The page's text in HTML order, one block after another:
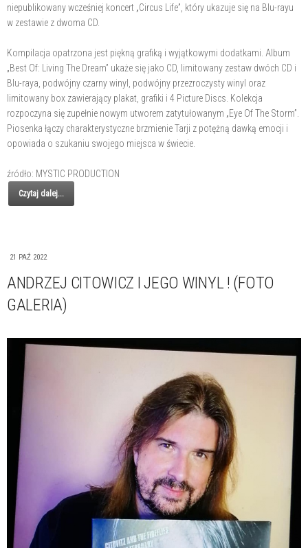
niepublikowany wcześniej koncert „Circus Life”, który ukazuje się na Blu-rayu
w zestawie z dwoma CD.
Kompilacja opatrzona jest piękną grafiką i wyjątkowymi dodatkami. Album
„Best Of: Living The Dream” ukaże się jako CD, limitowany zestaw dwóch CD i
Blu-raya, podwójny czarny winyl, podwójny przezroczysty winyl oraz
limitowany box zawierający plakat, grafiki i 4 Picture Discs. Kolekcja
rozpoczyna się zupełnie nowym utworem zatytułowanym „Eye Of The Storm”.
Piosenka łączy charakterystyczne brzmienie Tarji z potężną dawką emocji i
opowiada o szukaniu swojego miejsca w świecie.
źródło: MYSTIC PRODUCTION
Czytaj dalej...
21 PAŹ 2022
ANDRZEJ CITOWICZ I JEGO WINYL ! (FOTO
GALERIA)